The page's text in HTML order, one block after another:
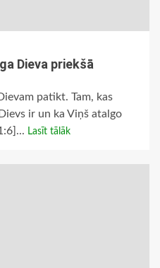
Dieva priekšā
patikt. Tam, kas
ir un ka Viņš atalgo
Lasīt tālāk